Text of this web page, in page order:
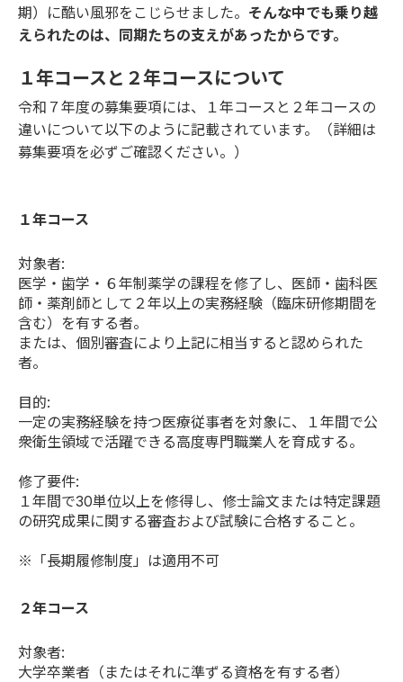
期）に酷い風邪をこじらせました。 そんな中でも乗り越
えられたのは、同期たちの支えがあったからです。
１年コースと２年コースについて
令和７年度の募集要項には、１年コースと２年コースの
違いについて以下のように記載されています。（詳細は
募集要項を必ずご確認ください。）
１年コース
対象者:
医学・歯学・６年制薬学の課程を修了し、医師・歯科医
師・薬剤師として２年以上の実務経験（臨床研修期間を
含む）を有する者。
または、個別審査により上記に相当すると認められた
者。
目的:
一定の実務経験を持つ医療従事者を対象に、１年間で公
衆衛生領域で活躍できる高度専門職業人を育成する。
修了要件:
１年間で30単位以上を修得し、修士論文または特定課題
の研究成果に関する審査および試験に合格すること。
※「長期履修制度」は適用不可
２年コース
対象者:
大学卒業者（またはそれに準ずる資格を有する者）